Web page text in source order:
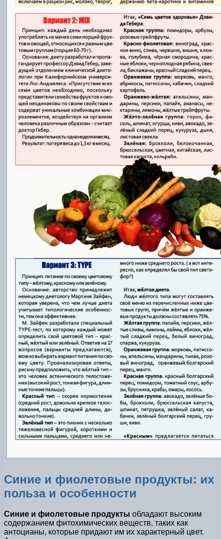
Синие и фиолетовые продукты: их
польза и особенности
Синие и фиолетовые продукты обладают высоким
содержанием фитохимических веществ, таких как
антоцианы, которые придают им их характерный цвет.